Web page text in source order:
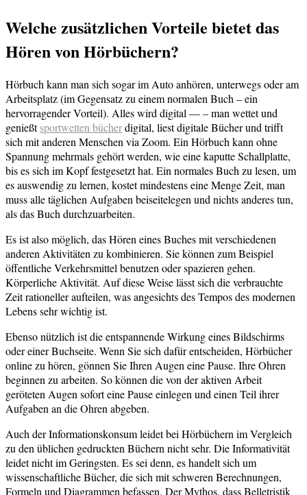
Welche zusätzlichen Vorteile bietet das
Hören von Hörbüchern?
Hörbuch kann man sich sogar im Auto anhören, unterwegs oder am
Arbeitsplatz (im Gegensatz zu einem normalen Buch – ein
hervorragender Vorteil). Alles wird digital — – man wettet und
genießtsportwetten bücherdigital, liest digitale Bücher und trifft
sich mit anderen Menschen via Zoom. Ein Hörbuch kann ohne
Spannung mehrmals gehört werden, wie eine kaputte Schallplatte,
bis es sich im Kopf festgesetzt hat. Ein normales Buch zu lesen, um
es auswendig zu lernen, kostet mindestens eine Menge Zeit, man
muss alle täglichen Aufgaben beiseitelegen und nichts anderes tun,
als das Buch durchzuarbeiten.
Es ist also möglich, das Hören eines Buches mit verschiedenen
anderen Aktivitäten zu kombinieren. Sie können zum Beispiel
öffentliche Verkehrsmittel benutzen oder spazieren gehen.
Körperliche Aktivität. Auf diese Weise lässt sich die verbrauchte
Zeit rationeller aufteilen, was angesichts des Tempos des modernen
Lebens sehr wichtig ist.
Ebenso nützlich ist die entspannende Wirkung eines Bildschirms
oder einer Buchseite. Wenn Sie sich dafür entscheiden, Hörbücher
online zu hören, gönnen Sie Ihren Augen eine Pause. Ihre Ohren
beginnen zu arbeiten. So können die von der aktiven Arbeit
geröteten Augen sofort eine Pause einlegen und einen Teil ihrer
Aufgaben an die Ohren abgeben.
Auch der Informationskonsum leidet bei Hörbüchern im Vergleich
zu den üblichen gedruckten Büchern nicht sehr. Die Informativität
leidet nicht im Geringsten. Es sei denn, es handelt sich um
wissenschaftliche Bücher, die sich mit schweren Berechnungen,
Formeln und Diagrammen befassen. Der Mythos, dass Belletristik